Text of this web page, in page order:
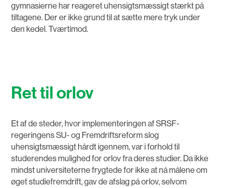
gymnasierne har reageret uhensigtsmæssigt stærkt på
tiltagene. Der er ikke grund til at sætte mere tryk under
den kedel. Tværtimod.
Ret til orlov
Et af de steder, hvor implementeringen af SRSF-
regeringens SU- og Fremdriftsreform slog
uhensigtsmæssigt hårdt igennem, var i forhold til
studerendes mulighed for orlov fra deres studier. Da ikke
mindst universiteterne frygtede for ikke at nå målene om
øget studiefremdrift, gav de afslag på orlov, selvom